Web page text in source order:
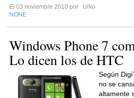
El 03 noviembre 2010 por
Urko
NONE
Windows Phone 7
Lo dicen los de HTC
Según
no se
altamente